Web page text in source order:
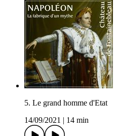
5. Le grand homme d'Etat
14/09/2021
14 min